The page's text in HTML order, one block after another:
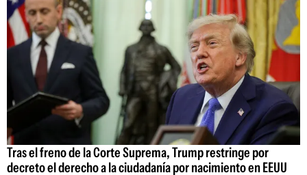
Tras el freno de la Corte Suprema, Trump restringe por
decreto el derecho a la ciudadanía por nacimiento en EEUU